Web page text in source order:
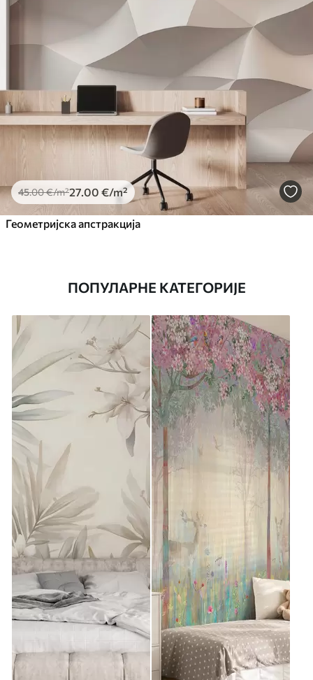
45.00€/m²27 .00 €/m²
Геометријска апстракција
ПОПУЛАРНЕ КАТЕГОРИЈЕ